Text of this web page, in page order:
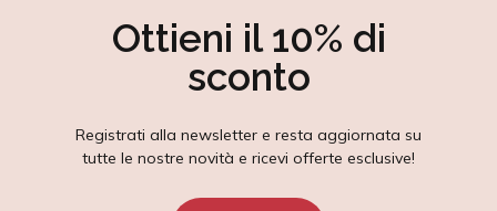
Ottieni il 10% di
sconto
Registrati alla newsletter e resta aggiornata su
tutte le nostre novità e ricevi offerte esclusive!